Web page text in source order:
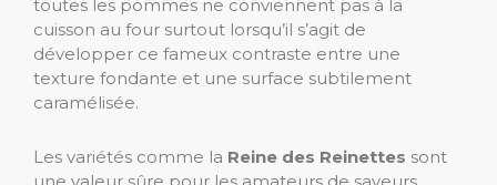
toutes les pommes ne conviennent pas à la
cuisson au four surtout lorsqu’il s’agit de
développer ce fameux contraste entre une
texture fondante et une surface subtilement
caramélisée.
Les variétés comme la Reine des Reinettes sont
une valeur sûre pour les amateurs de saveurs